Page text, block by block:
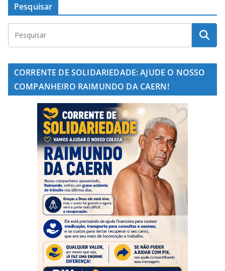
Pesquisar
CORRENTE DE SOLIDARIEDADE: AJUDE O NOSSO
COMPANHEIRO RAIMUNDO DA CAERN!